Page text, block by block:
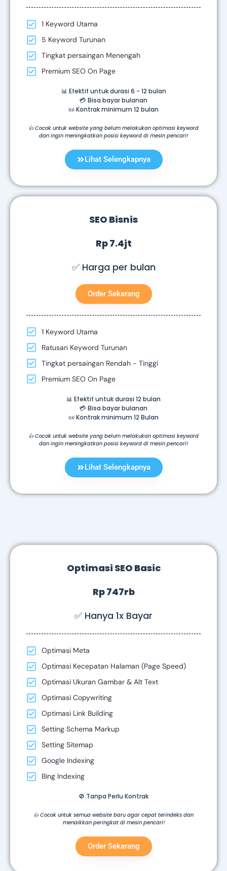
1 Keyword Utama
5 Keyword Turunan
Tingkat persaingan Menengah
Premium SEO On Page
📊 Efektif untuk durasi 6 - 12 bulan
💳 Bisa bayar bulanan
📜 Kontrak minimum 12 bulan
👍 Cocok untuk website yang belum melakukan optimasi keyword
dan ingin meningkatkan posisi keyword di mesin pencari!
Lihat Selengkapnya
SEO Bisnis
Rp 7.4jt
✅ Harga per bulan
Order Sekarang
1 Keyword Utama
Ratusan Keyword Turunan
Tingkat persaingan Rendah - Tinggi
Premium SEO On Page
📊 Efektif untuk durasi 12 bulan
💳 Bisa bayar bulanan
📜 Kontrak minimum 12 Bulan
👍 Cocok untuk website yang belum melakukan optimasi keyword
dan ingin meningkatkan posisi keyword di mesin pencari!
Lihat Selengkapnya
Optimasi SEO Basic
Rp 747rb
✅ Hanya 1x Bayar
Optimasi Meta
Optimasi Kecepatan Halaman (Page Speed)
Optimasi Ukuran Gambar & Alt Text
Optimasi Copywriting
Optimasi Link Building
Setting Schema Markup
Setting Sitemap
Google Indexing
Bing Indexing
🚫 Tanpa Perlu Kontrak
👍 Cocok untuk semua website baru agar cepat terindeks dan
menaikkan peringkat di mesin pencari!
Order Sekarang